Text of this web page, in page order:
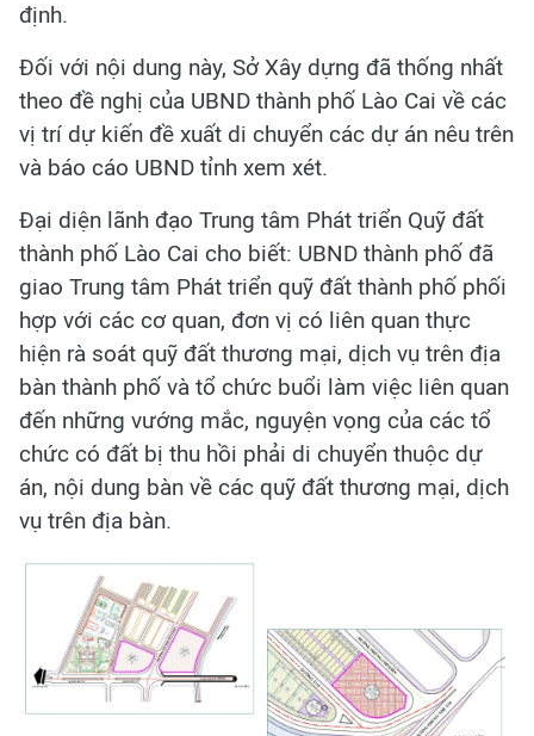
định.
Đối với nội dung này, Sở Xây dựng đã thống nhất
theo đề nghị của UBND thành phố Lào Cai về các
vị trí dự kiến đề xuất di chuyển các dự án nêu trên
và báo cáo UBND tỉnh xem xét.
Đại diện lãnh đạo Trung tâm Phát triển Quỹ đất
thành phố Lào Cai cho biết: UBND thành phố đã
giao Trung tâm Phát triển quỹ đất thành phố phối
hợp với các cơ quan, đơn vị có liên quan thực
hiện rà soát quỹ đất thương mại, dịch vụ trên địa
bàn thành phố và tổ chức buổi làm việc liên quan
đến những vướng mắc, nguyện vọng của các tổ
chức có đất bị thu hồi phải di chuyển thuộc dự
án, nội dung bàn về các quỹ đất thương mại, dịch
vụ trên địa bàn.